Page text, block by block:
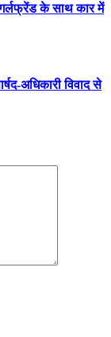
गर्लफ्रेंड के साथ कार में
अधिकारी विवाद से